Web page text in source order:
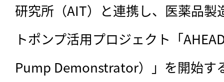
研究所（AIT）と連携し、医薬品
トポンプ活用プロジェクト「
Pump Demonstrator）」を開始す